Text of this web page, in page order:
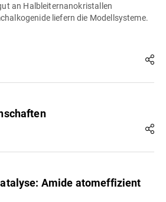
an Halbleiternanokristallen
liefern die Modellsysteme.
Amide atomeffizient